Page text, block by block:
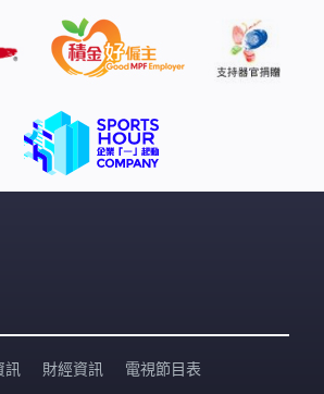
訊 財經資訊 電視節目表